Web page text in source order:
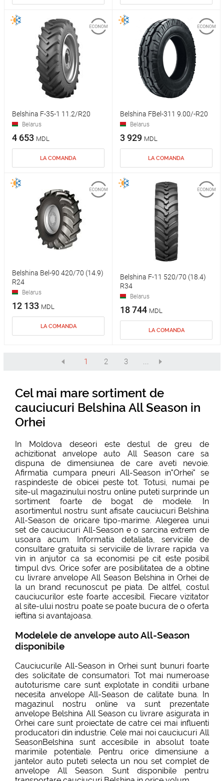
Belshina F-35-1 11.2/R20
Belarus
4 653 MDL
LA COMANDA
Belshina FBel-311 9.00/-R20
Belarus
3 929 MDL
LA COMANDA
Belshina Bel-90 420/70 (14.9)
R24
Belarus
12 133 MDL
LA COMANDA
Belshina F-11 520/70 (18.4)
R34
Belarus
18 744 MDL
LA COMANDA
1 2 3 ...
Cel mai mare sortiment de
cauciucuri Belshina All Season in
Orhei
In Moldova deseori este destul de greu de
achizitionat anvelope auto All Season care sa
dispuna de dimensiunea de care aveti nevoie.
Afirmatia cumpara pneuri All-Season in"Orhei" se
raspindeste de obicei peste tot. Totusi, numai pe
site-ul magazinului nostru online puteti surprinde un
sortiment foarte de bogat de modele. In
asortimentul nostru sunt afisate cauciucuri Belshina
All-Season de oricare tipo-marime. Alegerea unui
set de cauciucuri All-Season e o sarcina extrem de
usoara acum. Informatia detaliata, serviciile de
consultare gratuita si serviciile de livrare rapida va
vin in anjutor ca sa economisi pe cit este posibil
timpul dvs. Orice sofer are posibilitatea de a obtine
cu livrare anvelope All Season Belshina in Orhei de
la un brand recunoscut pe piata. De altfel, costul
cauciucurilor este foarte accesibil. Fiecare vizitator
al site-ului nostru poate se poate bucura de o oferta
ieftina si avantajoasa.
Modelele de anvelope auto All-Season
disponibile
Cauciucurile All-Season in Orhei sunt bunuri foarte
des solicitate de consumatori. Tot mai numeroase
autoturisme care sunt explotate in conditii urbane
necesita anvelope All-Season de calitate buna. In
magazinul nostru online va sunt prezentate
anvelope Belshina All Season cu livrare asigurata in
Orhei care sunt proiectate de catre cei mai influenti
producatori din industrie. Cele mai noi cauciucuri All
SeasonBelshina sunt accesibile in absolut toate
marimile potentiale. Pentru orice dimensiune a
jantelor auto puteti selecta un nou set complet de
anvelope All Season. Sunt disponibile pentru